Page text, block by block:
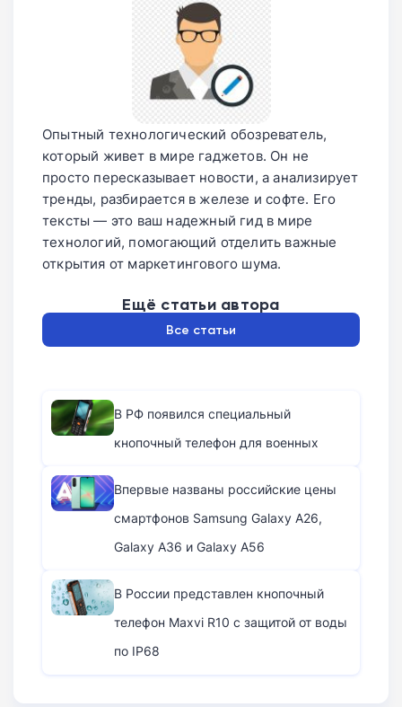
Опытный технологический обозреватель,
который живет в мире гаджетов. Он не
просто пересказывает новости, а анализирует
тренды, разбирается в железе и софте. Его
тексты — это ваш надежный гид в мире
технологий, помогающий отделить важные
открытия от маркетингового шума.
Ещё статьи автора
Все статьи
В РФ появился специальный
кнопочный телефон для военных
Впервые названы российские цены
смартфонов Samsung Galaxy A26,
Galaxy A36 и Galaxy A56
В России представлен кнопочный
телефон Maxvi R10 с защитой от воды
по IP68